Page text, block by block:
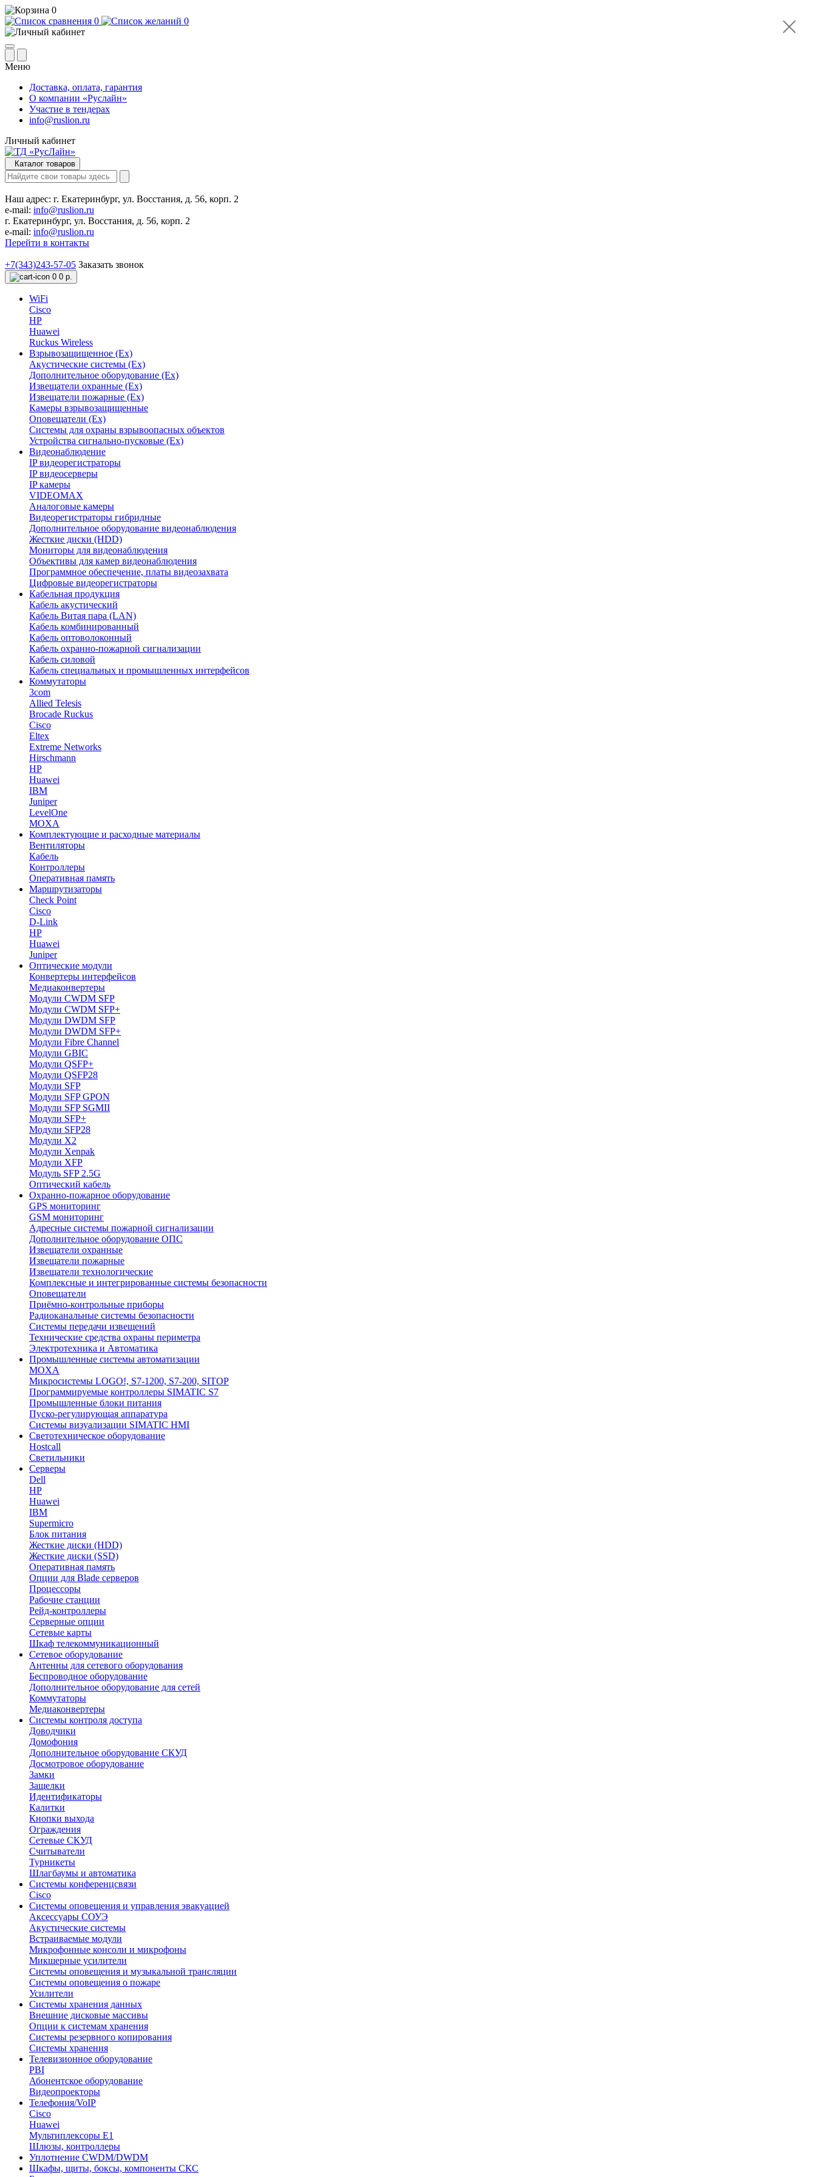
0
0
0
Меню
Доставка, оплата, гарантия
О компании «Руслайн»
Участие в тендерах
info@ruslion.ru
Личный кабинет
Каталог товаров
Наш адрес: г. Екатеринбург, ул. Восстания, д. 56, корп. 2
e-mail: info@ruslion.ru
г. Екатеринбург, ул. Восстания, д. 56, корп. 2
e-mail: info@ruslion.ru
Перейти в контакты
+7(343)243-57-05 Заказать звонок
0 0 р.
WiFi
Cisco
HP
Huawei
Ruckus Wireless
Взрывозащищенное (Ex)
Акустические системы (Ex)
Дополнительное оборудование (Ex)
Извещатели охранные (Ex)
Извещатели пожарные (Ex)
Камеры взрывозащищенные
Оповещатели (Ex)
Системы для охраны взрывоопасных объектов
Устройства сигнально-пусковые (Ex)
Видеонаблюдение
IP видеорегистраторы
IP видеосерверы
IP камеры
VIDEOMAX
Аналоговые камеры
Видеорегистраторы гибридные
Дополнительное оборудование видеонаблюдения
Жесткие диски (HDD)
Мониторы для видеонаблюдения
Объективы для камер видеонаблюдения
Программное обеспечение, платы видеозахвата
Цифровые видеорегистраторы
Кабельная продукция
Кабель акустический
Кабель Витая пара (LAN)
Кабель комбинированный
Кабель оптоволоконный
Кабель охранно-пожарной сигнализации
Кабель силовой
Кабель специальных и промышленных интерфейсов
Коммутаторы
3com
Allied Telesis
Brocade Ruckus
Cisco
Eltex
Extreme Networks
Hirschmann
HP
Huawei
IBM
Juniper
LevelOne
MOXA
Комплектующие и расходные материалы
Вентиляторы
Кабель
Контроллеры
Оперативная память
Маршрутизаторы
Check Point
Cisco
D-Link
HP
Huawei
Juniper
Оптические модули
Конвертеры интерфейсов
Медиаконвертеры
Модули CWDM SFP
Модули CWDM SFP+
Модули DWDM SFP
Модули DWDM SFP+
Модули Fibre Channel
Модули GBIC
Модули QSFP+
Модули QSFP28
Модули SFP
Модули SFP GPON
Модули SFP SGMII
Модули SFP+
Модули SFP28
Модули X2
Модули Xenpak
Модули XFP
Модуль SFP 2.5G
Оптический кабель
Охранно-пожарное оборудование
GPS мониторинг
GSM мониторинг
Адресные системы пожарной сигнализации
Дополнительное оборудование ОПС
Извещатели охранные
Извещатели пожарные
Извещатели технологические
Комплексные и интегрированные системы безопасноcти
Оповещатели
Приёмно-контрольные приборы
Радиоканальные системы безопасности
Системы передачи извещений
Технические средства охраны периметра
Электротехника и Автоматика
Промышленные системы автоматизации
MOXA
Микросистемы LOGO!, S7-1200, S7-200, SITOP
Программируемые контроллеры SIMATIC S7
Промышленные блоки питания
Пуско-регулирующая аппаратура
Системы визуализации SIMATIC HMI
Светотехническое оборудование
Hostcall
Светильники
Серверы
Dell
HP
Huawei
IBM
Supermicro
Блок питания
Жесткие диски (HDD)
Жесткие диски (SSD)
Оперативная память
Опции для Blade серверов
Процессоры
Рабочие станции
Рейд-контроллеры
Серверные опции
Сетевые карты
Шкаф телекоммуникационный
Сетевое оборудование
Антенны для сетевого оборудования
Беспроводное оборудование
Дополнительное оборудование для сетей
Коммутаторы
Медиаконвертеры
Системы контроля доступа
Доводчики
Домофония
Дополнительное оборудование СКУД
Досмотровое оборудование
Замки
Защелки
Идентификаторы
Калитки
Кнопки выхода
Ограждения
Сетевые СКУД
Считыватели
Турникеты
Шлагбаумы и автоматика
Системы конференцсвязи
Cisco
Системы оповещения и управления эвакуацией
Аксессуары СОУЭ
Акустические системы
Встраиваемые модули
Микрофонные консоли и микрофоны
Микшерные усилители
Системы оповещения и музыкальной трансляции
Системы оповещения о пожаре
Усилители
Системы хранения данных
Внешние дисковые массивы
Опции к системам хранения
Системы резервного копирования
Системы хранения
Телевизионное оборудование
PBI
Абонентское оборудование
Видеопроекторы
Телефония/VoIP
Cisco
Huawei
Мультиплексоры E1
Шлюзы, контроллеры
Уплотнение CWDM/DWDM
Шкафы, щиты, боксы, компоненты СКС